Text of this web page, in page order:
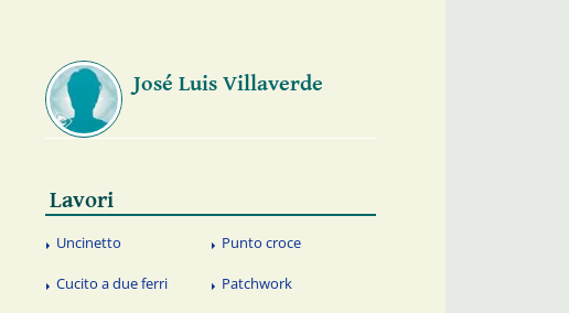
José Luis Villaverde
Lavori
Uncinetto Punto croce
Cucito a due ferri Patchwork